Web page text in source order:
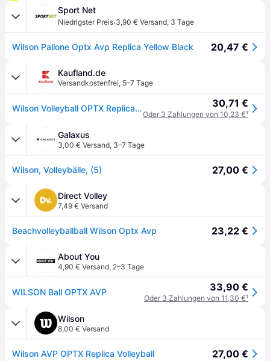
Sport Net
Niedrigster Preis·3,90 € Versand, 3 Tage
Wilson Pallone Optx Avp Replica Yellow Black 20,47 €
Kaufland.de
Versandkostenfrei, 5–7 Tage
Wilson Volleyball OPTX Replica AVP - gelb schwarz - Beachvolleyball 30,71 €
Oder 3 Zahlungen von 10,23 €¹
Galaxus
3,00 € Versand, 3–7 Tage
Wilson, Volleybälle, (5) 27,00 €
Direct Volley
7,49 € Versand
Beachvolleyballball Wilson Optx Avp 23,22 €
About You
4,90 € Versand, 2–3 Tage
WILSON Ball OPTX AVP 33,90 €
Oder 3 Zahlungen von 11,30 €¹
Wilson
8,00 € Versand
Wilson AVP OPTX Replica Volleyball 27,00 €